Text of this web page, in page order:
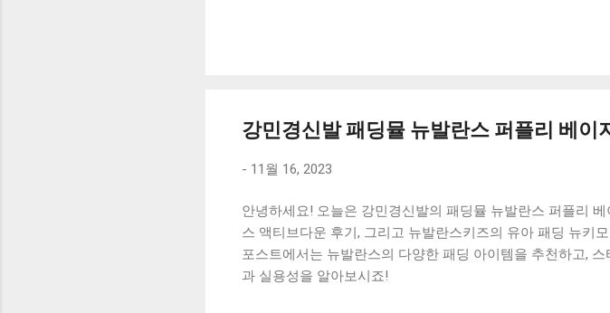
강민경신발 패딩뮬 뉴발란스 퍼플리 베이
- 11월 16, 2023
안녕하세요! 오늘은 강민경신발의 패딩뮬 뉴발란스 퍼플리
스 액티브다운 후기, 그리고 뉴발란스키즈의 유아 패딩 뉴키
포스트에서는 뉴발란스의 다양한 패딩 아이템을 추천하고,
과 실용성을 알아보시죠!